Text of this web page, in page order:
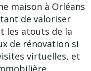
maison à Orléans
de valoriser
les atouts de la
de rénovation si
virtuelles, et